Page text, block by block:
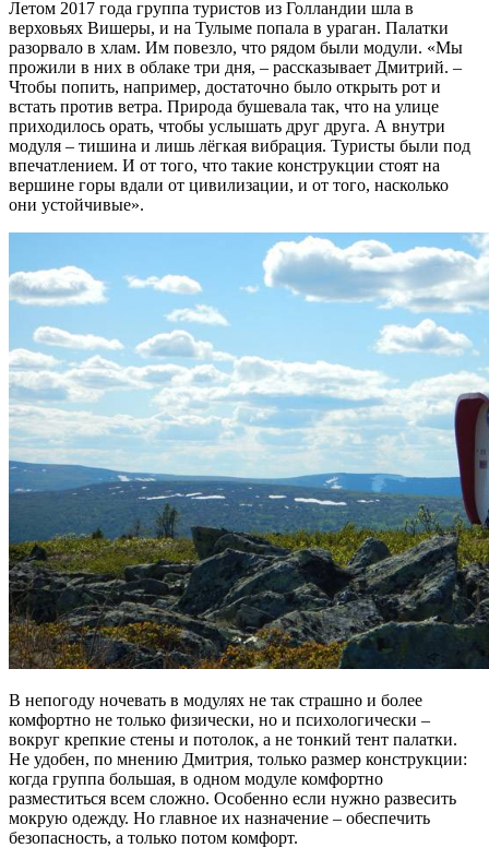
Летом 2017 года группа туристов из Голландии шла в
верховьях Вишеры, и на Тулыме попала в ураган. Палатки
разорвало в хлам. Им повезло, что рядом были модули. «Мы
прожили в них в облаке три дня, – рассказывает Дмитрий. –
Чтобы попить, например, достаточно было открыть рот и
встать против ветра. Природа бушевала так, что на улице
приходилось орать, чтобы услышать друг друга. А внутри
модуля – тишина и лишь лёгкая вибрация. Туристы были под
впечатлением. И от того, что такие конструкции стоят на
вершине горы вдали от цивилизации, и от того, насколько
они устойчивые».
В непогоду ночевать в модулях не так страшно и более
комфортно не только физически, но и психологически –
вокруг крепкие стены и потолок, а не тонкий тент палатки.
Не удобен, по мнению Дмитрия, только размер конструкции:
когда группа большая, в одном модуле комфортно
разместиться всем сложно. Особенно если нужно развесить
мокрую одежду. Но главное их назначение – обеспечить
безопасность, а только потом комфорт.